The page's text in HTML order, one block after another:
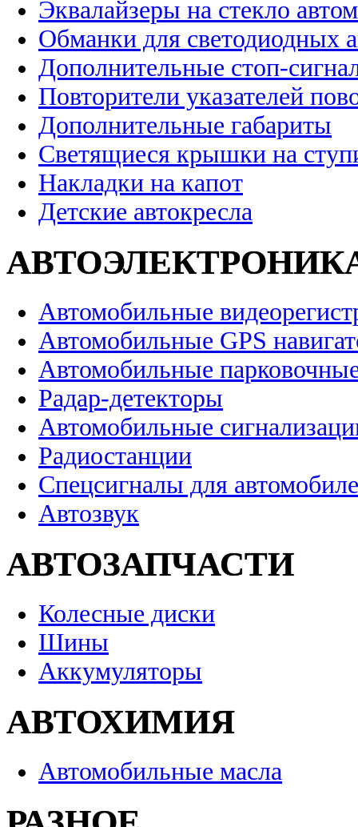
Эквалайзеры на стекло
Обманки для светодиодных
Дополнительные стоп-
Повторители указателей
Дополнительные габариты
Светящиеся крышки на
Накладки на капот
Детские автокресла
Автомобильные
Автомобильные GPS
Автомобильные
Радар-детекторы
Автомобильные
Радиостанции
Спецсигналы для
Автозвук
АВТОЗАПЧАСТИ
Колесные диски
Шины
Аккумуляторы
АВТОХИМИЯ
Автомобильные масла